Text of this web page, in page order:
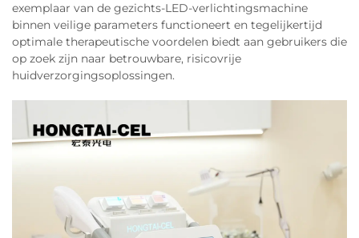
exemplaar van de gezichts-LED-verlichtingsmachine
binnen veilige parameters functioneert en tegelijkertijd
optimale therapeutische voordelen biedt aan gebruikers die
op zoek zijn naar betrouwbare, risicovrije
huidverzorgingsoplossingen.